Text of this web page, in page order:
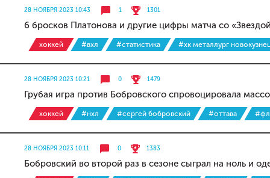
28 НОЯБРЯ 2023 10:43 1 1301
6 бросков Платонова и другие цифры матча со
хоккей #вхл #статистика #хк металлург
28 НОЯБРЯ 2023 10:21 0 1479
Грубая игра против Бобровского спровоцировала
хоккей #нхл #сергей бобровский #оттава
28 НОЯБРЯ 2023 10:11 0 1383
Бобровский во второй раз в сезоне сыграл на ноль и